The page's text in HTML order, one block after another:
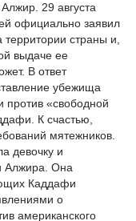
29 августа
официально заявил
страны и,
выдаче ее
В ответ
убежища
«свободной
К счастью,
мятежников.
девочку и
Алжира. Она
Каддафи
о
американского